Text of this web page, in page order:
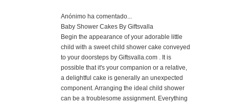
Anónimo ha comentado...
Baby Shower Cakes By Giftsvalla
Begin the appearance of your adorable little
child with a sweet child shower cake conveyed
to your doorsteps by Giftsvalla.com . It is
possible that it's your companion or a relative,
a delightful cake is generally an unexpected
component. Arranging the ideal child shower
can be a troublesome assignment. Everything